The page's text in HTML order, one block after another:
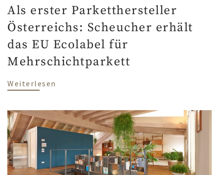
Als erster Parketthersteller
Österreichs: Scheucher erhält
das EU Ecolabel für
Mehrschichtparkett
Weiterlesen